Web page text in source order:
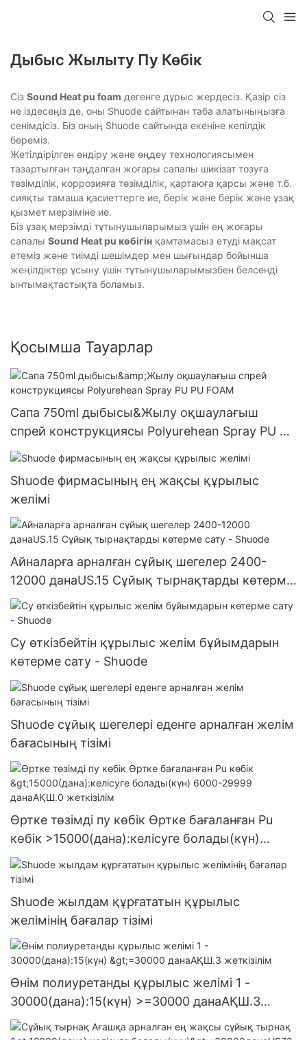
Дыбыс Жылыту Пу Көбік
Сіз Sound Heat pu foam дегенге дұрыс жердесіз. Қазір сіз
не іздесеңіз де, оны Shuode сайтынан таба алатыныңызға
сенімдісіз. Біз оның Shuode сайтында екеніне кепілдік
береміз.
Жетілдірілген өндіру және өңдеу технологиясымен
тазартылған таңдалған жоғары сапалы шикізат тозуға
төзімділік, коррозияға төзімділік, қартаюға қарсы және т.б.
сияқты тамаша қасиеттерге ие, берік және берік және ұзақ
қызмет мерзіміне ие.
Біз ұзақ мерзімді тұтынушыларымыз үшін ең жоғары
сапалы Sound Heat pu көбігін қамтамасыз етуді мақсат
етеміз және тиімді шешімдер мен шығындар бойынша
жеңілдіктер ұсыну үшін тұтынушыларымызбен белсенді
ынтымақтастықта боламыз.
Қосымша Тауарлар
Сапа 750ml дыбысы&Жылу оқшаулағыш
спрей конструкциясы Polyurehean Spray PU PU
FOAM
Shuode фирмасының ең жақсы құрылыс
желімі
Айналарға арналған сұйық шегелер 2400-
12000 данаUS.15 Сұйық тырнақтарды көтерме
сату - Shuode
Су өткізбейтін құрылыс желім бұйымдарын
көтерме сату - Shuode
Shuode сұйық шегелері еденге арналған желім
бағасының тізімі
Өртке төзімді пу көбік Өртке бағаланған Pu
көбік >15000(дана):келісуге болады(күн)
6000-29999 данаАҚШ.0 жеткізілім
Shuode жылдам құрғататын құрылыс
желімінің бағалар тізімі
Өнім полиуретанды құрылыс желімі 1 -
30000(дана):15(күн) >=30000 данаАҚШ.3
жеткізілім